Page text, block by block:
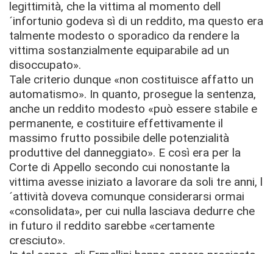
legittimità, che la vittima al momento dell
´infortunio godeva sì di un reddito, ma questo era
talmente modesto o sporadico da rendere la
vittima sostanzialmente equiparabile ad un
disoccupato».
Tale criterio dunque «non costituisce affatto un
automatismo». In quanto, prosegue la sentenza,
anche un reddito modesto «può essere stabile e
permanente, e costituire effettivamente il
massimo frutto possibile delle potenzialità
produttive del danneggiato». E così era per la
Corte di Appello secondo cui nonostante la
vittima avesse iniziato a lavorare da soli tre anni, l
´attività doveva comunque considerarsi ormai
«consolidata», per cui nulla lasciava dedurre che
in futuro il reddito sarebbe «certamente
cresciuto».